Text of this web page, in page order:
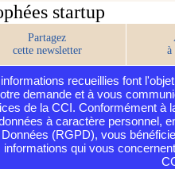
Partagez
cette newsletter
à
recueillies font
demande et à vous
de la CCI. Conformément à
à caractère personnel,
(RGPD), vous
informations qui vous